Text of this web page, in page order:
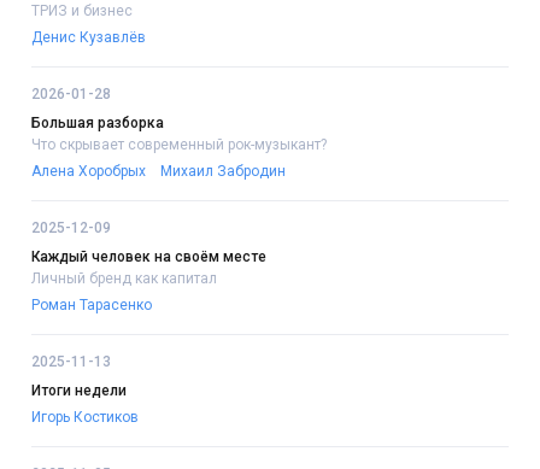
ТРИЗ и бизнес
Денис Кузавлёв
2026-01-28
Большая разборка
Что скрывает современный рок-музыкант?
Алена Хоробрых
Михаил Забродин
2025-12-09
Каждый человек на своём месте
Личный бренд как капитал
Роман Тарасенко
2025-11-13
Итоги недели
Игорь Костиков